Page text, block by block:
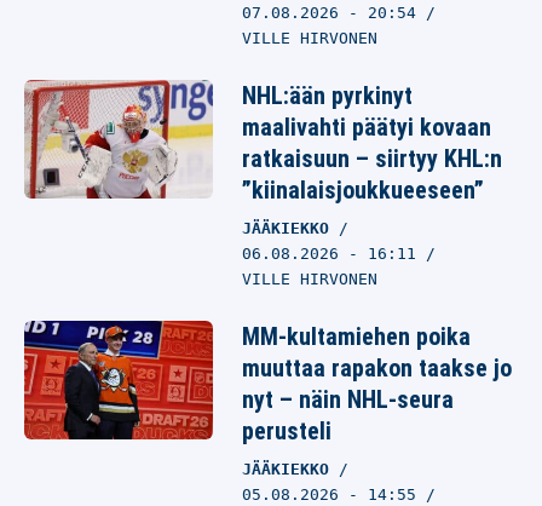
07.08.2026 - 20:54
VILLE HIRVONEN
NHL:ään pyrkinyt
maalivahti päätyi kovaan
ratkaisuun – siirtyy KHL:n
”kiinalaisjoukkueeseen”
JÄÄKIEKKO
06.08.2026 - 16:11
VILLE HIRVONEN
MM-kultamiehen poika
muuttaa rapakon taakse jo
nyt – näin NHL-seura
perusteli
JÄÄKIEKKO
05.08.2026 - 14:55